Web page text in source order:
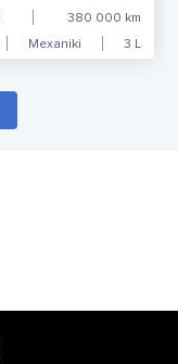
380 000 km
Mexaniki 3 L